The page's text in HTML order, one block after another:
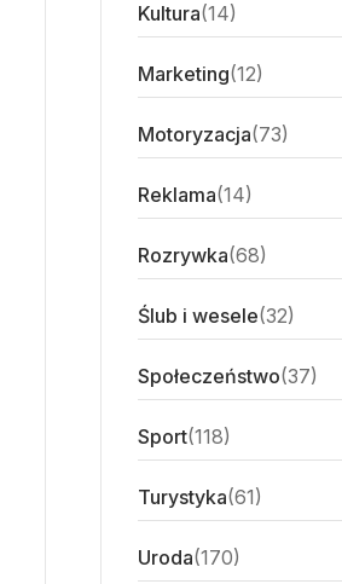
Kultura(14)
Marketing(12)
Motoryzacja(73)
Reklama(14)
Rozrywka(68)
Ślub i wesele(32)
Społeczeństwo(37)
Sport(118)
Turystyka(61)
Uroda(170)